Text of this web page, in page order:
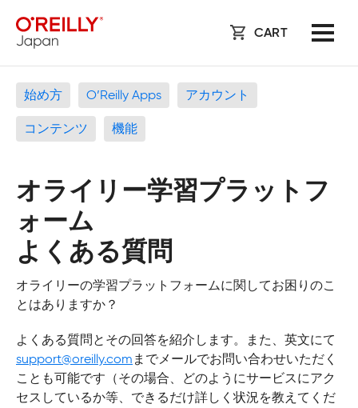
CART
始め方 O’Reilly Apps アカウント
コンテンツ 機能
オライリー学習プラットフ
ォーム
よくある質問
オライリーの学習プラットフォームに関してお困りのこ
とはありますか？
よくある質問とその回答を紹介します。また、英文にて
support@oreilly.com までメールでお問い合わせいただく
ことも可能です（その場合、どのようにサービスにアク
セスしているか等、できるだけ詳しく状況を教えてくだ